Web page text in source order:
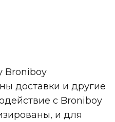
Broniboy
доставки и другие
с Broniboy
и для